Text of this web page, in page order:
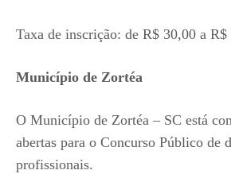
Taxa de inscrição: de R$ 30,00 a R$
Município de Zortéa
O Município de Zortéa – SC está
abertas para o Concurso Público de
profissionais.